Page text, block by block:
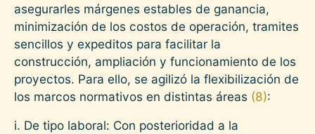
asegurarles márgenes estables de ganancia,
minimización de los costos de operación, tramites
sencillos y expeditos para facilitar la
construcción, ampliación y funcionamiento de los
proyectos. Para ello, se agilizó la flexibilización de
los marcos normativos en distintas áreas (8):
i. De tipo laboral: Con posterioridad a la